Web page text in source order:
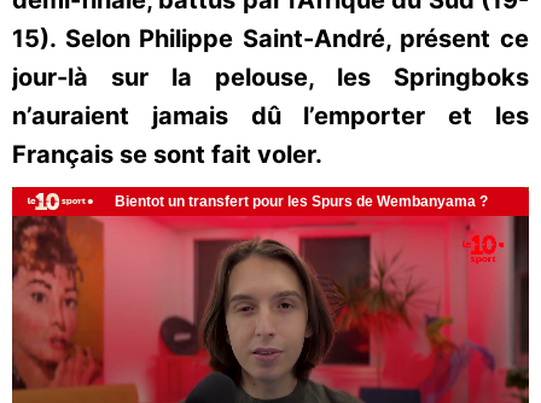
15). Selon Philippe Saint-André, présent ce
jour-là sur la pelouse, les Springboks
n’auraient jamais dû l’emporter et les
Français se sont fait voler.